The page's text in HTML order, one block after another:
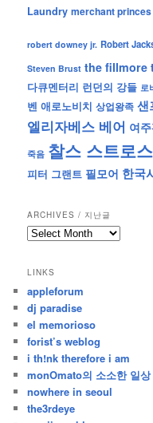
Laundry merchant princes
robert downey jr. Robert
Steven Brust the fillmore
다큐멘터리 런던의 강들 로
벤 애로노비치 상업왕족 샌
엘리자베스 베어 여
죽음 찰스 스트로스
피터 그랜트 필모어 한국
ARCHIVES / 지난글
archives
난
글
LINKS
appleforum
dj paradise
el memorioso
forist’s weblog
i th!nk therefore i am
monOmato의 소소한 일상
nowhere in seoul
the3rdeye